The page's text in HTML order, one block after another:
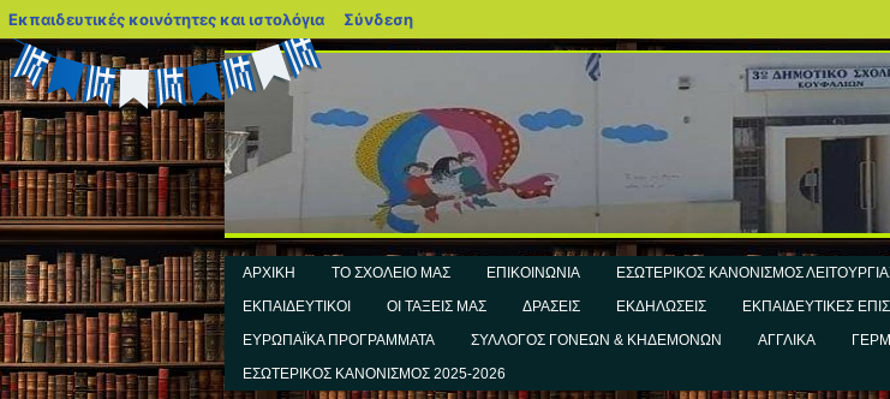
ΑΡΧΙΚΗ ΤΟ ΣΧΟΛΕΙΟ ΜΑΣ ΕΠΙΚΟΙΝΩΝΙΑ ΕΣΩΤΕΡΙΚΟΣ ΚΑΝΟΝΙΣΜΟΣ
ΕΚΠΑΙΔΕΥΤΙΚΟΙ
ΟΙ ΤΑΞΕΙΣ ΜΑΣ ΔΡΑΣΕΙΣ ΕΚΔΗΛΩΣΕΙΣ ΕΚΠΑΙΔΕΥΤΙΚΕΣ
ΕΥΡΩΠΑΪΚΑ ΠΡΟΓΡΑΜΜΑΤΑ
ΣΥΛΛΟΓΟΣ ΓΟΝΕΩΝ & ΚΗΔΕΜΟΝΩΝ ΑΓΓΛΙΚΑ
ΕΣΩΤΕΡΙΚΟΣ ΚΑΝΟΝΙΣΜΟΣ 2025-2026
Εκπαιδευτικές κοινότητες και ιστολόγια blogs.sch.gr
Σύνδεση